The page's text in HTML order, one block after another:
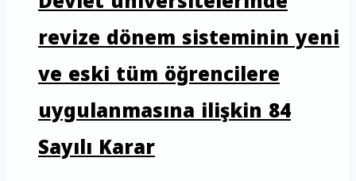
revize dönem sisteminin yeni
ve eski tüm öğrencilere
uygulanmasına ilişkin 84
Sayılı Karar